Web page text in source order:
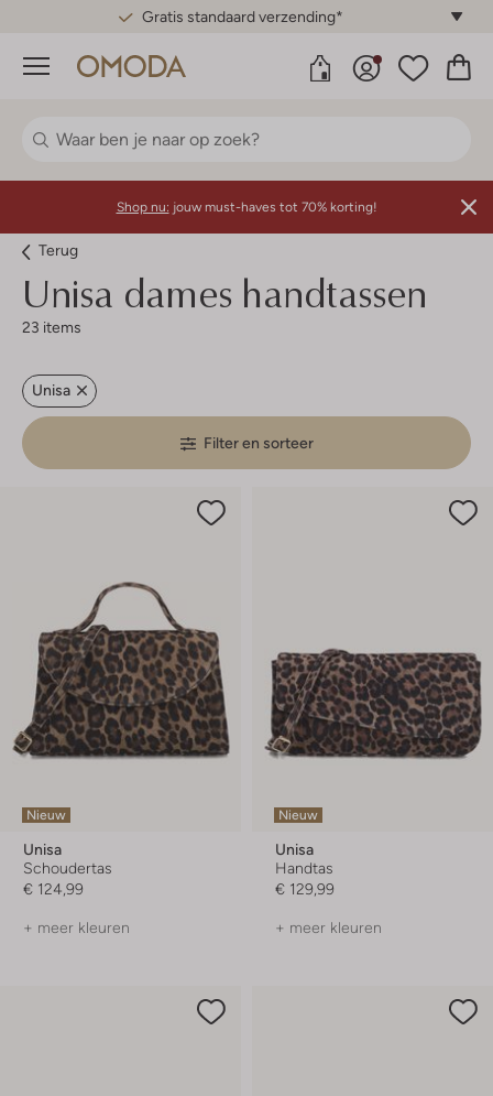
Gratis standaard verzending*
Menu
Shop nu: jouw must-haves tot 70% korting!
Terug
Unisa dames handtassen
23 items
Unisa
Filter en sorteer
Nieuw
Unisa
Schoudertas
€ 124,99
+ meer kleuren
Nieuw
Unisa
Handtas
€ 129,99
+ meer kleuren